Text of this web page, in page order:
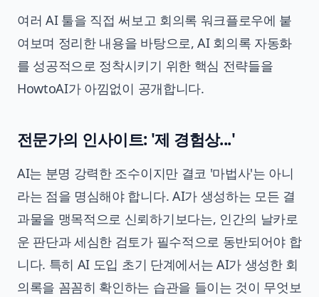
여러 AI 툴을 직접 써보고 회의록 워크플로우에 붙
여보며 정리한 내용을 바탕으로, AI 회의록 자동화
를 성공적으로 정착시키기 위한 핵심 전략들을
HowtoAI가 아낌없이 공개합니다.
전문가의 인사이트: '제 경험상...'
AI는 분명 강력한 조수이지만 결코 '마법사'는 아니
라는 점을 명심해야 합니다. AI가 생성하는 모든 결
과물을 맹목적으로 신뢰하기보다는, 인간의 날카로
운 판단과 세심한 검토가 필수적으로 동반되어야 합
니다. 특히 AI 도입 초기 단계에서는 AI가 생성한 회
의록을 꼼꼼히 확인하는 습관을 들이는 것이 무엇보